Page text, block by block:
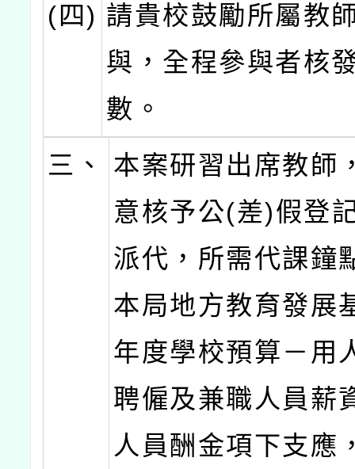
(四) 請貴校鼓勵所屬教
與，全程參與者核
數。
三、
本案研習出席教師
意核予公(差)假登
派代，所需代課鐘
本局地方教育發展
年度學校預算－用
聘僱及兼職人員薪
人員酬金項下支應